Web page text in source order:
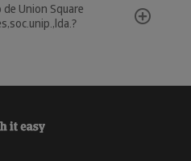
Union Square